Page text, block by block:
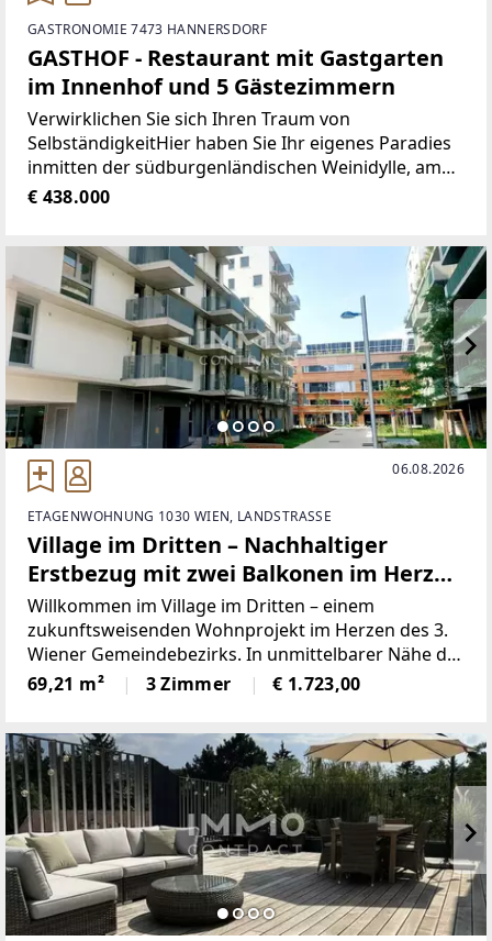
GASTRONOMIE 7473 HANNERSDORF
GASTHOF - Restaurant mit Gastgarten
im Innenhof und 5 Gästezimmern
Verwirklichen Sie sich Ihren Traum von
SelbständigkeitHier haben Sie Ihr eigenes Paradies
inmitten der südburgenländischen Weinidylle, am
Fuße des Hannerberges.Gasthaus,
€ 438.000
06.08.2026
ETAGENWOHNUNG 1030 WIEN, LANDSTRASSE
Village im Dritten – Nachhaltiger
Erstbezug mit zwei Balkonen im Herzen
der Landstraße
Willkommen im Village im Dritten – einem
zukunftsweisenden Wohnprojekt im Herzen des 3.
Wiener Gemeindebezirks. In unmittelbarer Nähe der
Landstraßer Hauptstraße vereint dieses moderne
Quartier urbanes Wohnen, Nachhaltigkeit und
69,21 m² 3 Zimmer € 1.723,00